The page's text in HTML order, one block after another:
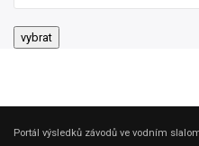
Portál výsledků závodů ve vodním